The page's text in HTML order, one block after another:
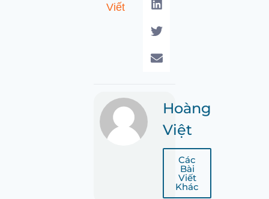
Viết
Hoàng
Việt
Các
Bài
Viết
Khác